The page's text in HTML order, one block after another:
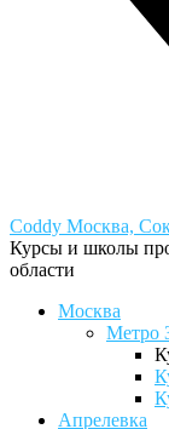
Coddy Москва,
Курсы и школы
области
Москва
Метро
Апрелевка